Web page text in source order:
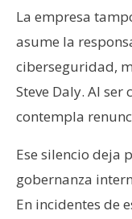
La empresa
asume la
ciberseguridad,
Steve Daly. Al
contempla
Ese silencio deja
gobernanza
En incidentes de